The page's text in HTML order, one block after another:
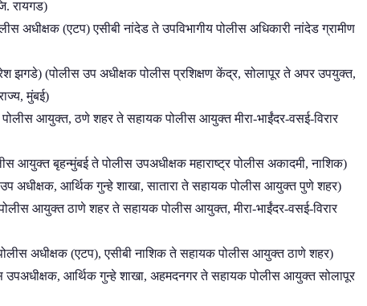
रायगड)
अधीक्षक (एटप) एसीबी नांदेड ते उपविभागीय पोलीस अधिकारी नांदेड ग्रामीण
झगडे) (पोलीस उप अधीक्षक पोलीस प्रशिक्षण केंद्र, सोलापूर ते अपर उपयुक्त,
राज्य, मुंबई)
आयुक्त, ठणे शहर ते सहायक पोलीस आयुक्त मीरा-भाईंदर-वसई-विरार
आयुक्त बृहन्मुंबई ते पोलीस उपअधीक्षक महाराष्ट्र पोलीस अकादमी, नाशिक)
अधीक्षक, आर्थिक गुन्हे शाखा, सातारा ते सहायक पोलीस आयुक्त पुणे शहर)
आयुक्त ठाणे शहर ते सहायक पोलीस आयुक्त, मीरा-भाईंदर-वसई-विरार
अधीक्षक (एटप), एसीबी नाशिक ते सहायक पोलीस आयुक्त ठाणे शहर)
उपअधीक्षक, आर्थिक गुन्हे शाखा, अहमदनगर ते सहायक पोलीस आयुक्त सोलापूर